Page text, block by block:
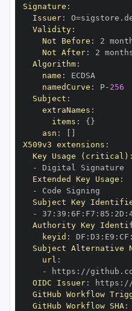
Signature :
Issuer:
Validity:
Not Before : 2
Not After: 2
Algorithm:
name :
namedCurve : P- 256
Subject :
extraNames :
items : { }
asn :
X509v3 extensions :
Key Usage (critical) :
-
Extended Key Usage :
-
Subject Key
-
37 : 39 : 6F : F7 : 85 : 2D :
Authority Key
keyid : DF : D3 : E9 : CF :
Subject Alternative
url :
-
https :
OIDC Issuer: https :
GitHub Workflow
GitHub Workflow SHA: